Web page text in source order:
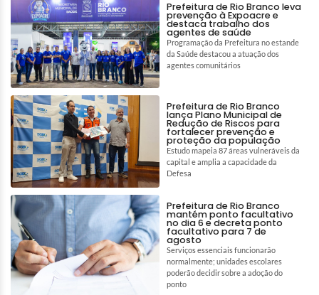
Prefeitura de Rio Branco leva
prevenção à Expoacre e
destaca trabalho dos
agentes de saúde
Programação da Prefeitura no estande
da Saúde destacou a atuação dos
agentes comunitários
Prefeitura de Rio Branco
lança Plano Municipal de
Redução de Riscos para
fortalecer prevenção e
proteção da população
Estudo mapeia 87 áreas vulneráveis da
capital e amplia a capacidade da
Defesa
Prefeitura de Rio Branco
mantém ponto facultativo
no dia 6 e decreta ponto
facultativo para 7 de
agosto
Serviços essenciais funcionarão
normalmente; unidades escolares
poderão decidir sobre a adoção do
ponto